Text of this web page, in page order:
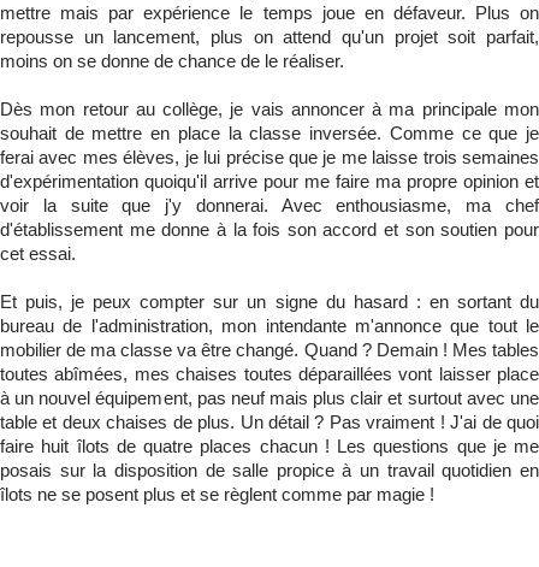
mettre mais par expérience le temps joue en défaveur. Plus on
repousse un lancement, plus on attend qu'un projet soit parfait,
moins on se donne de chance de le réaliser.
Dès mon retour au collège, je vais annoncer à ma principale mon
souhait de mettre en place la classe inversée. Comme ce que je
ferai avec mes élèves, je lui précise que je me laisse trois semaines
d'expérimentation quoiqu'il arrive pour me faire ma propre opinion et
voir la suite que j'y donnerai. Avec enthousiasme, ma chef
d'établissement me donne à la fois son accord et son soutien pour
cet essai.
Et puis, je peux compter sur un signe du hasard : en sortant du
bureau de l'administration, mon intendante m'annonce que tout le
mobilier de ma classe va être changé. Quand ? Demain ! Mes tables
toutes abîmées, mes chaises toutes déparaillées vont laisser place
à un nouvel équipement, pas neuf mais plus clair et surtout avec une
table et deux chaises de plus. Un détail ? Pas vraiment ! J'ai de quoi
faire huit îlots de quatre places chacun ! Les questions que je me
posais sur la disposition de salle propice à un travail quotidien en
îlots ne se posent plus et se règlent comme par magie !